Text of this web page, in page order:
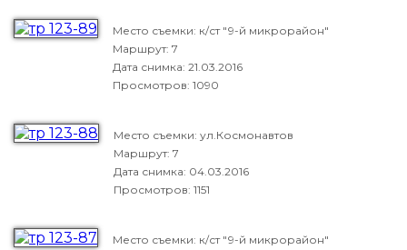
Место съемки: к/ст "9-й микрорайон"
Маршрут: 7
Дата снимка: 21.03.2016
Просмотров: 1090
Место съемки: ул.Космонавтов
Маршрут: 7
Дата снимка: 04.03.2016
Просмотров: 1151
Место съемки: к/ст "9-й микрорайон"